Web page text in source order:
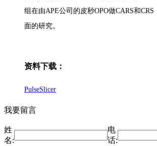
组在由APE公司的皮秒OPO做CARS和
面的研究。
资料下载：
PulseSlicer
我要留言
姓
名:
电
话: